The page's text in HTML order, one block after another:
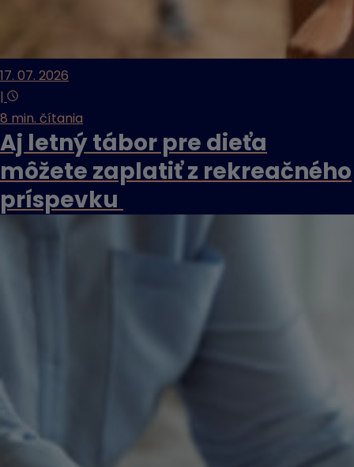
17. 07. 2026
|
8 min. čítania
Aj letný tábor pre dieťa
môžete zaplatiť z rekreačného
príspevku